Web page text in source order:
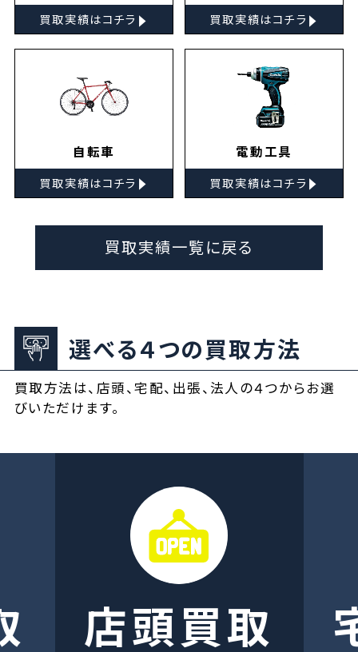
買取実績はコチラ ▸ 買取実績はコチラ ▸
自転車
買取実績はコチラ ▸
電動工具
買取実績はコチラ ▸
買取実績一覧に戻る
選べる４つの買取方法
買取方法は、店頭、宅配、出張、法人の４つからお選
びいただけます。
店頭買取